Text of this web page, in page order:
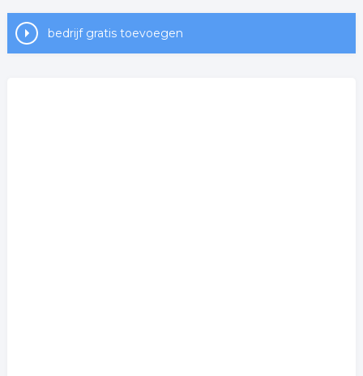
bedrijf gratis toevoegen